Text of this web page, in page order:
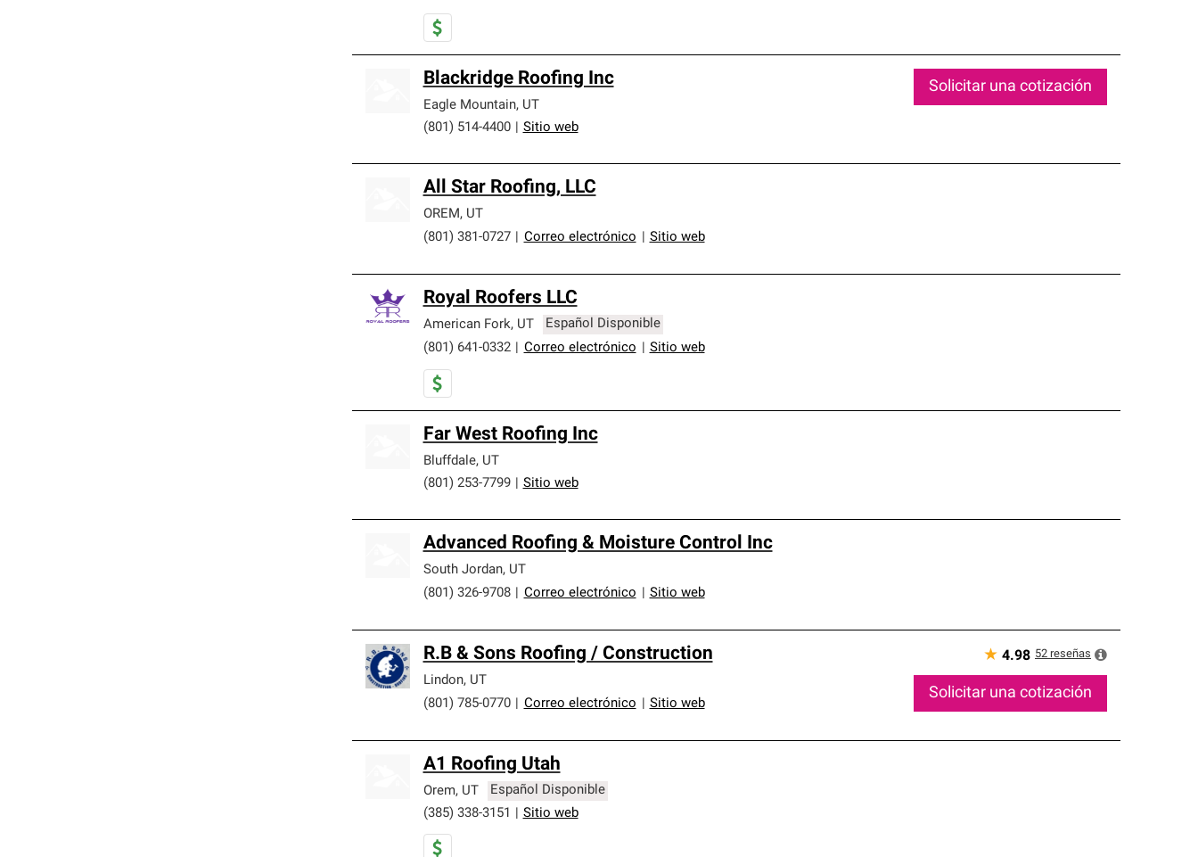
Blackridge Roofing Inc
Eagle Mountain, UT
(801) 514-4400
Sitio web
Solicitar una cotización
All Star Roofing, LLC
OREM , UT
(801) 381-0727
Correo electrónico Sitio web
Royal Roofers LLC
American Fork, UT
Español Disponible
(801) 641-0332
Correo electrónico Sitio web
Far West Roofing Inc
Bluffdale, UT
(801) 253-7799
Sitio web
Advanced Roofing & Moisture Control Inc
South Jordan, UT
(801) 326-9708
Correo electrónico Sitio web
R.B & Sons Roofing / Construction
Lindon, UT
(801) 785-0770
Correo electrónico Sitio web
★ 4.98 52 reseñas
Solicitar una cotización
A1 Roofing Utah
Orem, UT
Español Disponible
(385) 338-3151
Sitio web